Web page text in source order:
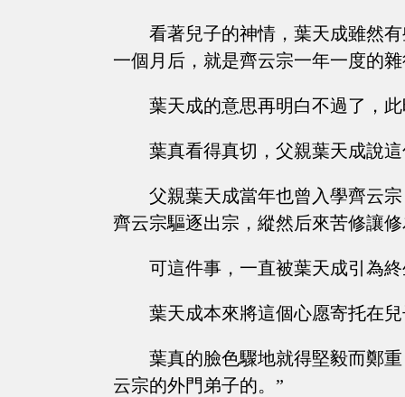
看著兒子的神情，葉天成雖然
一個月后，就是齊云宗一年一度的
葉天成的意思再明白不過了，
葉真看得真切，父親葉天成說
父親葉天成當年也曾入學齊云
齊云宗驅逐出宗，縱然后來苦修讓
可這件事，一直被葉天成引為
葉天成本來將這個心愿寄托在
葉真的臉色驟地就得堅毅而鄭
云宗的外門弟子的。”